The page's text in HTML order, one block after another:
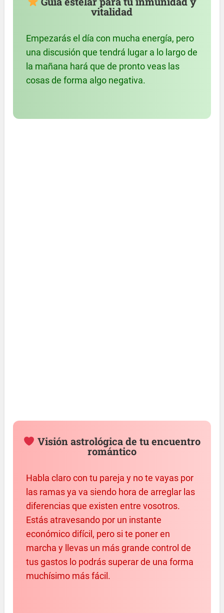
vitalidad
Empezarás el día con mucha energía, pero
una discusión que tendrá lugar a lo largo de
la mañana hará que de pronto veas las
cosas de forma algo negativa.
Visión astrológica de tu encuentro
romántico
Habla claro con tu pareja y no te vayas por
las ramas ya va siendo hora de arreglar las
diferencias que existen entre vosotros.
Estás atravesando por un instante
económico difícil, pero si te poner en
marcha y llevas un más grande control de
tus gastos lo podrás superar de una forma
muchísimo más fácil.